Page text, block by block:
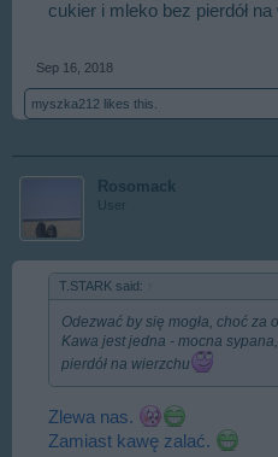
cukier i mleko bez pierdół
Sep 16, 2018
myszka212 likes this.
Rosomack
User
T.STARK said:
Odezwać by się mogła, choć za
Kawa jest jedna - mocna
pierdół na wierzchu
Zlewa nas.
Zamiast kawę zalać.